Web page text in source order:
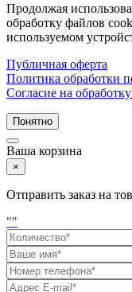
Продолжая
обработку файлов
используемом
Публичная оферта
Политика обработки
Согласие на
Понятно
Ваша корзина
×
Отправить заказ на
""